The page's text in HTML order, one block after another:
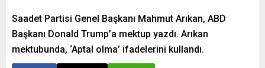
Saadet Partisi Genel Başkanı Mahmut Arıkan, ABD
Başkanı Donald Trump’a mektup yazdı. Arıkan
mektubunda, ‘Aptal olma’ ifadelerini kullandı.